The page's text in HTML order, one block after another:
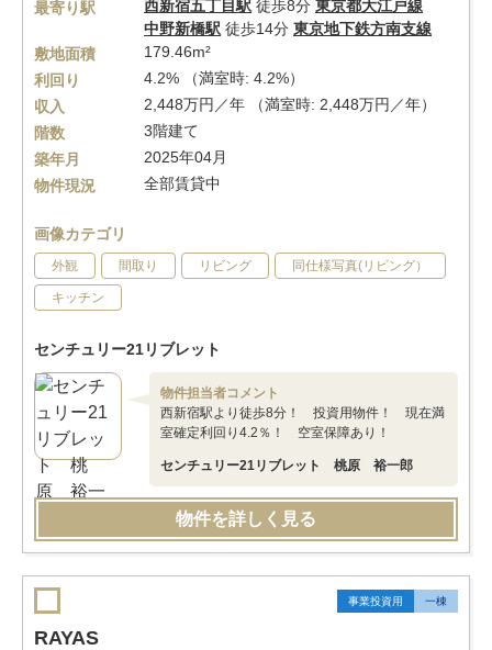
最寄り駅 西新宿五丁目駅 徒歩8分 東京都大江戸線
中野新橋駅 徒歩14分 東京地下鉄方南支線
敷地面積
179.46m²
利回り
4.2% （満室時: 4.2%）
収入
2,448万円／年 （満室時: 2,448万円／年）
階数
3階建て
築年月
2025年04月
物件現況
全部賃貸中
画像カテゴリ
外観 間取り リビング 同仕様写真(リビング）
キッチン
センチュリー21リブレット
物件担当者コメント
西新宿駅より徒歩8分！ 投資用物件！ 現在満
室確定利回り4.2％！ 空室保障あり！
センチュリー21リブレット 桃原 裕一郎
物件を詳しく見る
事業投資用 一棟
RAYAS